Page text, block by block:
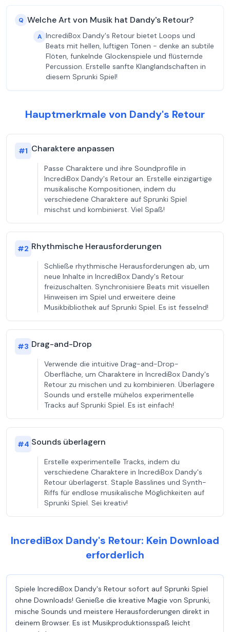
Q Welche Art von Musik hat Dandy's Retour?
A IncrediBox Dandy's Retour bietet Loops und
Beats mit hellen, luftigen Tönen - denke an subtile
Flöten, funkelnde Glockenspiele und flüsternde
Percussion. Erstelle sanfte Klanglandschaften in
diesem Sprunki Spiel!
Hauptmerkmale von Dandy's Retour
#1 Charaktere anpassen
Passe Charaktere und ihre Soundprofile in
IncrediBox Dandy's Retour an. Erstelle einzigartige
musikalische Kompositionen, indem du
verschiedene Charaktere auf Sprunki Spiel
mischst und kombinierst. Viel Spaß!
#2 Rhythmische Herausforderungen
Schließe rhythmische Herausforderungen ab, um
neue Inhalte in IncrediBox Dandy's Retour
freizuschalten. Synchronisiere Beats mit visuellen
Hinweisen im Spiel und erweitere deine
Musikbibliothek auf Sprunki Spiel. Es ist fesselnd!
#3 Drag-and-Drop
Verwende die intuitive Drag-and-Drop-
Oberfläche, um Charaktere in IncrediBox Dandy's
Retour zu mischen und zu kombinieren. Überlagere
Sounds und erstelle mühelos experimentelle
Tracks auf Sprunki Spiel. Es ist einfach!
#4 Sounds überlagern
Erstelle experimentelle Tracks, indem du
verschiedene Charaktere in IncrediBox Dandy's
Retour überlagerst. Staple Basslines und Synth-
Riffs für endlose musikalische Möglichkeiten auf
Sprunki Spiel. Sei kreativ!
IncrediBox Dandy's Retour: Kein Download
erforderlich
Spiele IncrediBox Dandy's Retour sofort auf Sprunki Spiel
ohne Downloads! Genieße die kreative Magie von Sprunki,
mische Sounds und meistere Herausforderungen direkt in
deinem Browser. Es ist Musikproduktionsspaß leicht